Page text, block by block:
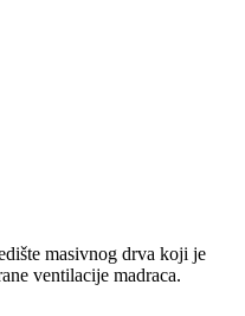
masivnog drva koji je
ventilacije madraca.